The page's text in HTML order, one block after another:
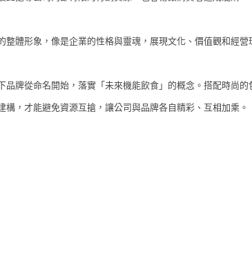
體形象，像是企業的性格與靈魂，展現文化、價值觀和經
牌從命名開始，落實「未來機能飲食」的概念。搭配時尚
，才能避免資源互搶，讓公司與品牌各自精彩、互相加乘。